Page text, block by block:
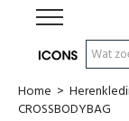
Herenkleding
Home >
CROSSBODYBAG